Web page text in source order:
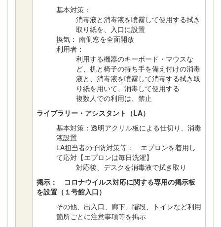
基本対策：
消毒液と消毒液を噴霧して使用する拭き
取り紙を、入口に設置
換気： 南側窓を全面開放
利用者：
利用する機器のキーボード・マウスな
ど、机と椅子の持ち手を備え付けの消毒
液と、消毒液を噴霧して消毒する拭き取
り紙を用いて、消毒して使用する
複数人での利用は、禁止
ライブラリー・アシスタント（LA）
基本対策：透明アクリル板による仕切り、消毒
液設置
LA担当者の予防対策等： エプロンを着用し
て応対【エプロンは毎日洗濯】
対応後、デスクを消毒液で拭き取り
掲示： コロナウイルス対応に関する専用の掲示板
を設置（１号館入口）
その他、出入口、廊下、階段、トイレなど利用
箇所ごとに注意事項等を掲示